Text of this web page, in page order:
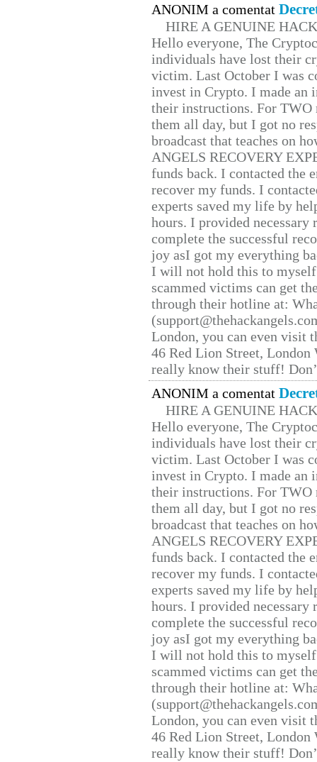
ANONIM a comentat
HIRE A GENUINE
Hello everyone, The
individuals have lost their
victim. Last October I was
invest in Crypto. I made
their instructions. For TWO
them all day, but I got no
broadcast that teaches on
ANGELS RECOVERY
funds back. I contacted the
recover my funds. I
experts saved my life by
hours. I provided
complete the successful
joy asI got my everything
I will not hold this to
scammed victims can get
through their hotline at:
London, you can even visit
46 Red Lion Street, London
really know their stuff!
ANONIM a comentat
HIRE A GENUINE
Hello everyone, The
individuals have lost their
victim. Last October I was
invest in Crypto. I made
their instructions. For TWO
them all day, but I got no
broadcast that teaches on
ANGELS RECOVERY
funds back. I contacted the
recover my funds. I
experts saved my life by
hours. I provided
complete the successful
joy asI got my everything
I will not hold this to
scammed victims can get
through their hotline at:
London, you can even visit
46 Red Lion Street, London
really know their stuff!